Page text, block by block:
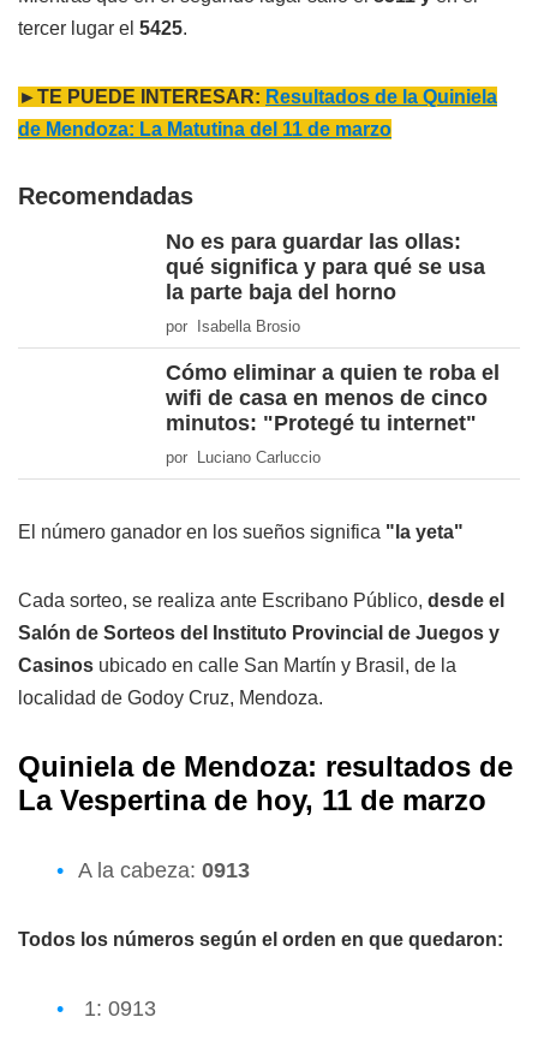
tercer lugar el 5425.
►TE PUEDE INTERESAR: Resultados de la Quiniela
de Mendoza: La Matutina del 11 de marzo
Recomendadas
No es para guardar las ollas:
qué significa y para qué se usa
la parte baja del horno
por Isabella Brosio
Cómo eliminar a quien te roba el
wifi de casa en menos de cinco
minutos: "Protegé tu internet"
por Luciano Carluccio
El número ganador en los sueños significa "la yeta"
Cada sorteo, se realiza ante Escribano Público, desde el
Salón de Sorteos del Instituto Provincial de Juegos y
Casinos ubicado en calle San Martín y Brasil, de la
localidad de Godoy Cruz, Mendoza.
Quiniela de Mendoza: resultados de
La Vespertina de hoy, 11 de marzo
A la cabeza: 0913
Todos los números según el orden en que quedaron:
1: 0913